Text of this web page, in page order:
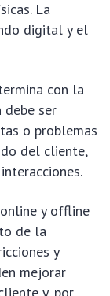
La
digital y el
con la
debe ser
o problemas
del cliente,
y offline
de la
y
mejorar